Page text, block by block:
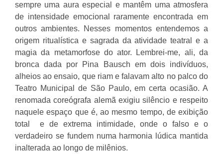
sempre uma aura especial e mantêm uma atmosfera
de intensidade emocional raramente encontrada em
outros ambientes. Nesses momentos entendemos a
origem ritualística e sagrada da atividade teatral e a
magia da metamorfose do ator. Lembrei-me, ali, da
bronca dada por Pina Bausch em dois indivíduos,
alheios ao ensaio, que riam e falavam alto no palco do
Teatro Municipal de São Paulo, em certa ocasião. A
renomada coreógrafa alemã exigiu silêncio e respeito
naquele espaço que é, ao mesmo tempo, de exibição
total
e de extrema intimidade, onde o falso e o
verdadeiro se fundem numa harmonia lúdica mantida
inalterada ao longo de milênios.